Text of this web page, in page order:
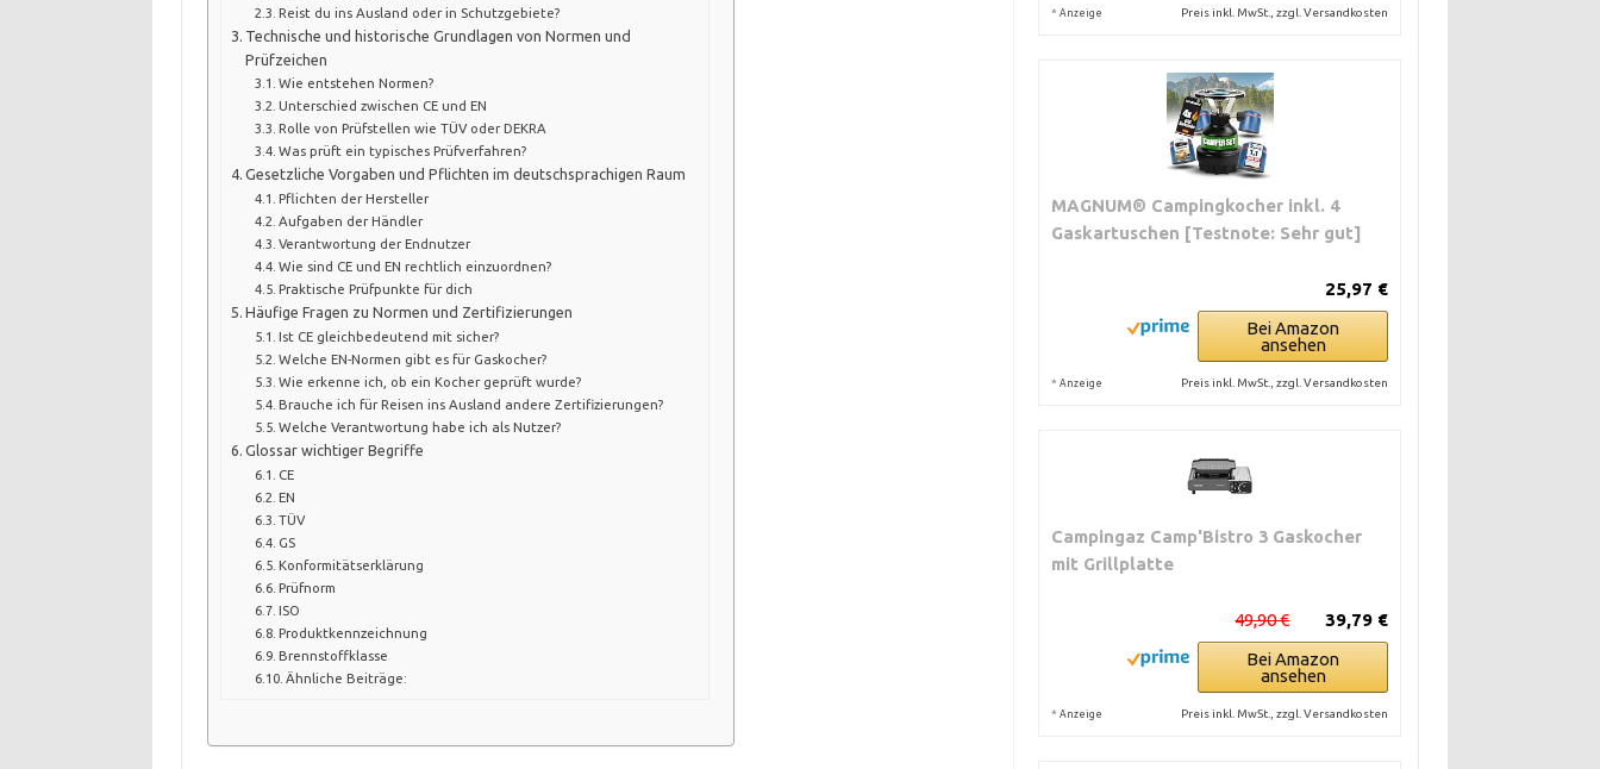
Reist du ins Ausland oder in Schutzgebiete?
Technische und historische Grundlagen von Normen und
Prüfzeichen
Wie entstehen Normen?
Unterschied zwischen CE und EN
Rolle von Prüfstellen wie TÜV oder DEKRA
Was prüft ein typisches Prüfverfahren?
Gesetzliche Vorgaben und Pflichten im deutschsprachigen Raum
Pflichten der Hersteller
Aufgaben der Händler
Verantwortung der Endnutzer
Wie sind CE und EN rechtlich einzuordnen?
Praktische Prüfpunkte für dich
Häufige Fragen zu Normen und Zertifizierungen
Ist CE gleichbedeutend mit sicher?
Welche EN-Normen gibt es für Gaskocher?
Wie erkenne ich, ob ein Kocher geprüft wurde?
Brauche ich für Reisen ins Ausland andere Zertifizierungen?
Welche Verantwortung habe ich als Nutzer?
Glossar wichtiger Begriffe
CE
EN
TÜV
GS
Konformitätserklärung
Prüfnorm
ISO
Produktkennzeichnung
Brennstoffklasse
Ähnliche Beiträge:
* Anzeige Preis inkl. MwSt., zzgl. Versandkosten
MAGNUM® Campingkocher inkl. 4
Gaskartuschen [Testnote: Sehr gut]
25,97 €
Bei Amazon
ansehen
* Anzeige Preis inkl. MwSt., zzgl. Versandkosten
Campingaz Camp'Bistro 3 Gaskocher
mit Grillplatte
39,79 €
49,90 €
Bei Amazon
ansehen
* Anzeige Preis inkl. MwSt., zzgl. Versandkosten